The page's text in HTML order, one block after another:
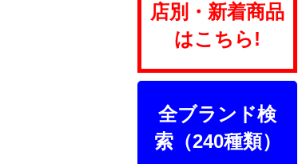
店別・新着商品
はこちら!
全ブランド検
索（240種類）